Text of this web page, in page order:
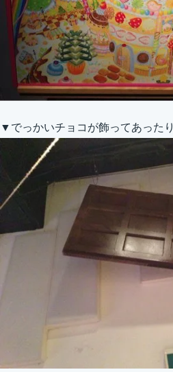
▼でっかいチョコが飾ってあったり